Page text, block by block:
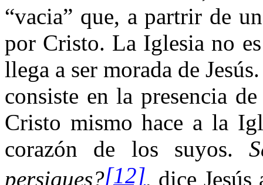
“vacia” que, a partrir de
por Cristo. La Iglesia no
llega a ser morada de
consiste en la presencia
Cristo mismo hace a la
corazón de los suyos.
persigues?[12], dice Jesús